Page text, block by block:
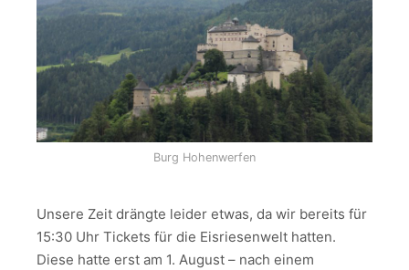
Burg Hohenwerfen
Unsere Zeit drängte leider etwas, da wir bereits für
15:30 Uhr Tickets für die Eisriesenwelt hatten.
Diese hatte erst am 1. August – nach einem